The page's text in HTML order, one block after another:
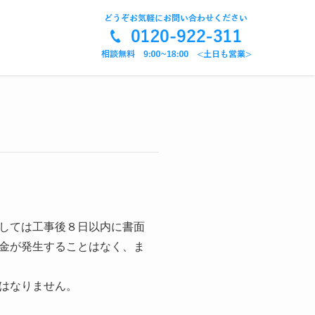
ては工事後８日以内に書面
が発生することはなく、ま
なりません。